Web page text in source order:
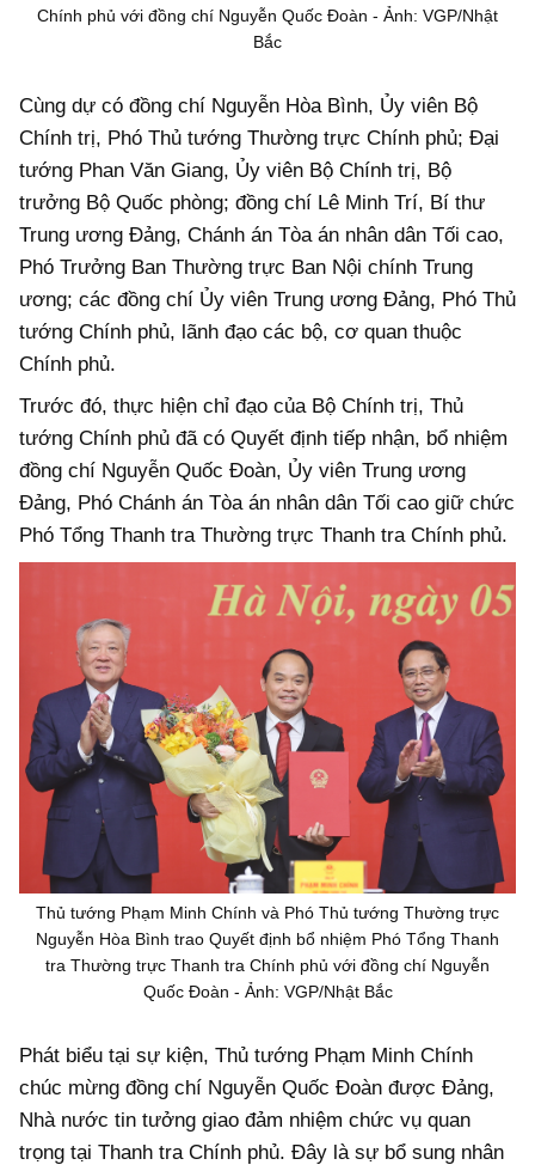
Chính phủ với đồng chí Nguyễn Quốc Đoàn - Ảnh: VGP/Nhật
Bắc
Cùng dự có đồng chí Nguyễn Hòa Bình, Ủy viên Bộ
Chính trị, Phó Thủ tướng Thường trực Chính phủ; Đại
tướng Phan Văn Giang, Ủy viên Bộ Chính trị, Bộ
trưởng Bộ Quốc phòng; đồng chí Lê Minh Trí, Bí thư
Trung ương Đảng, Chánh án Tòa án nhân dân Tối cao,
Phó Trưởng Ban Thường trực Ban Nội chính Trung
ương; các đồng chí Ủy viên Trung ương Đảng, Phó Thủ
tướng Chính phủ, lãnh đạo các bộ, cơ quan thuộc
Chính phủ.
Trước đó, thực hiện chỉ đạo của Bộ Chính trị, Thủ
tướng Chính phủ đã có Quyết định tiếp nhận, bổ nhiệm
đồng chí Nguyễn Quốc Đoàn, Ủy viên Trung ương
Đảng, Phó Chánh án Tòa án nhân dân Tối cao giữ chức
Phó Tổng Thanh tra Thường trực Thanh tra Chính phủ.
Thủ tướng Phạm Minh Chính và Phó Thủ tướng Thường trực
Nguyễn Hòa Bình trao Quyết định bổ nhiệm Phó Tổng Thanh
tra Thường trực Thanh tra Chính phủ với đồng chí Nguyễn
Quốc Đoàn - Ảnh: VGP/Nhật Bắc
Phát biểu tại sự kiện, Thủ tướng Phạm Minh Chính
chúc mừng đồng chí Nguyễn Quốc Đoàn được Đảng,
Nhà nước tin tưởng giao đảm nhiệm chức vụ quan
trọng tại Thanh tra Chính phủ. Đây là sự bổ sung nhân